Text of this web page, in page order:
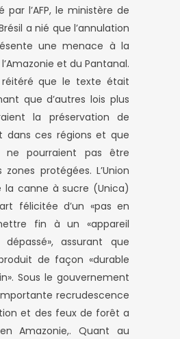
l’AFP, le ministère de
a nié que l’annulation
une menace à la
et du Pantanal.
que le texte était
que d’autres lois plus
la préservation de
dans ces régions et que
ne pourraient pas être
protégées. L’Union
la canne à sucre (Unica)
félicitée d’un «pas en
fin à un «appareil
dépassé», assurant que
de façon «durable
Sous le gouvernement
recrudescence
et des feux de forêt a
Amazonie,. Quant au